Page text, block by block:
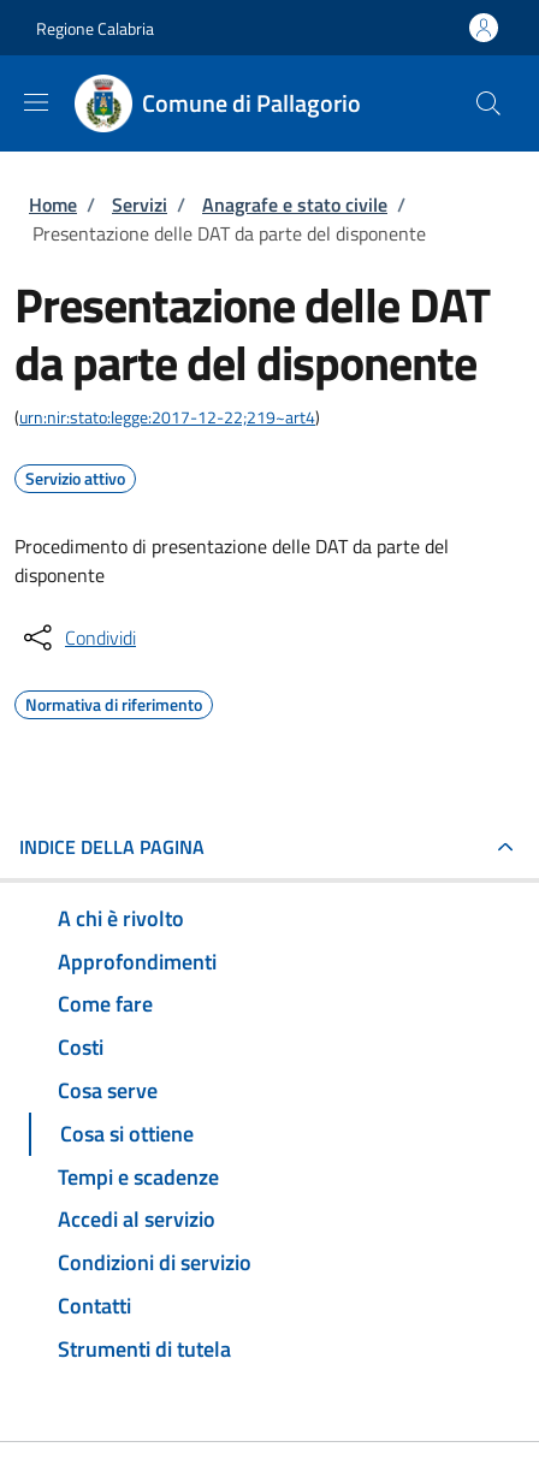
Regione Calabria
Comune di Pallagorio
Briciole di pane
Home / Servizi / Anagrafe e stato civile /
Presentazione delle DAT da parte del disponente
Presentazione delle DAT
da parte del disponente
(urn:nir:stato:legge:2017-12-22;219~art4)
Servizio attivo
Procedimento di presentazione delle DAT da parte del
disponente
Condividi
Normativa di riferimento
INDICE DELLA PAGINA
A chi è rivolto
Approfondimenti
Come fare
Costi
Cosa serve
Cosa si ottiene
Tempi e scadenze
Accedi al servizio
Condizioni di servizio
Contatti
Strumenti di tutela